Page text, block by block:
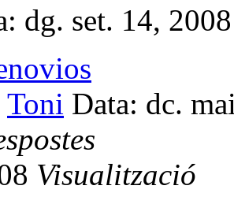
dg. set. 14,
Toni Data: dc.
Visualització